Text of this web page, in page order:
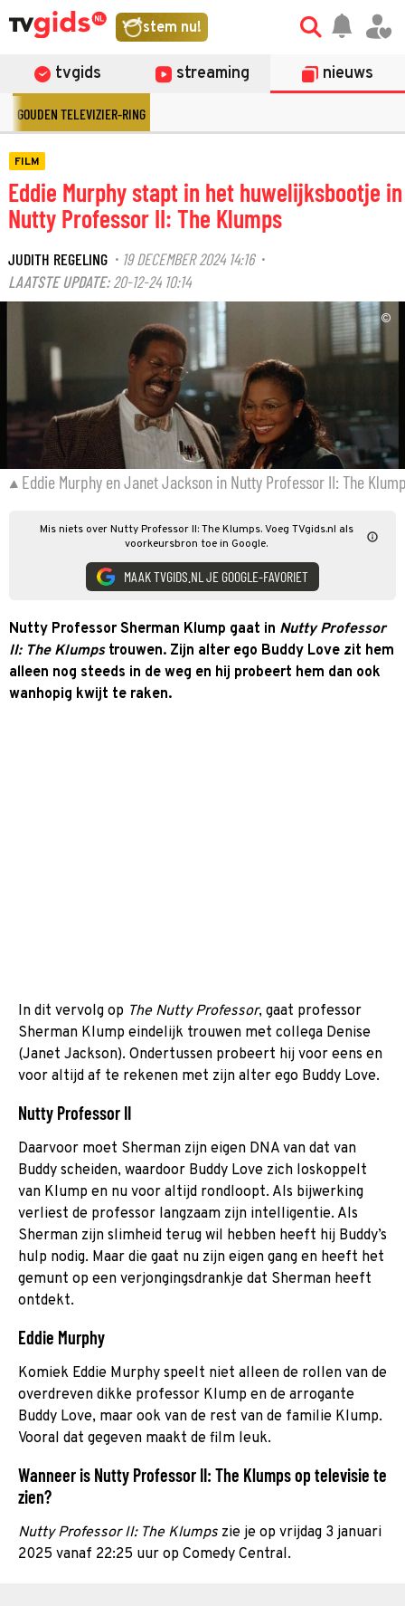
stem nu!
tvgids streaming nieuws
GOUDEN TELEVIZIER-RING
FILM
Eddie Murphy stapt in het huwelijksbootje in
Nutty Professor II: The Klumps
JUDITH REGELING · 19 DECEMBER 2024 14:16·
LAATSTE UPDATE: 20-12-24 10:14
©
Eddie Murphy en Janet Jackson in Nutty Professor II: The
Mis niets over Nutty Professor II: The Klumps. Voeg TVgids.nl als
voorkeursbron toe in Google.
MAAK TVGIDS.NL JE GOOGLE-FAVORIET
Nutty Professor Sherman Klump gaat in Nutty Professor
II: The Klumpstrouwen. Zijn alter ego Buddy Love zit hem
alleen nog steeds in de weg en hij probeert hem dan ook
wanhopig kwijt te raken.
In dit vervolg op The Nutty Professor, gaat professor
Sherman Klump eindelijk trouwen met collega Denise
(Janet Jackson). Ondertussen probeert hij voor eens en
voor altijd af te rekenen met zijn alter ego Buddy Love.
Nutty Professor II
Daarvoor moet Sherman zijn eigen DNA van dat van
Buddy scheiden, waardoor Buddy Love zich loskoppelt
van Klump en nu voor altijd rondloopt. Als bijwerking
verliest de professor langzaam zijn intelligentie. Als
Sherman zijn slimheid terug wil hebben heeft hij Buddy’s
hulp nodig. Maar die gaat nu zijn eigen gang en heeft het
gemunt op een verjongingsdrankje dat Sherman heeft
ontdekt.
Eddie Murphy
Komiek Eddie Murphy speelt niet alleen de rollen van de
overdreven dikke professor Klump en de arrogante
Buddy Love, maar ook van de rest van de familie Klump.
Vooral dat gegeven maakt de film leuk.
Wanneer is Nutty Professor II: The Klumps op televisie te
zien?
Nutty Professor II: The Klumps zie je op vrijdag 3 januari
2025 vanaf 22:25 uur op Comedy Central.